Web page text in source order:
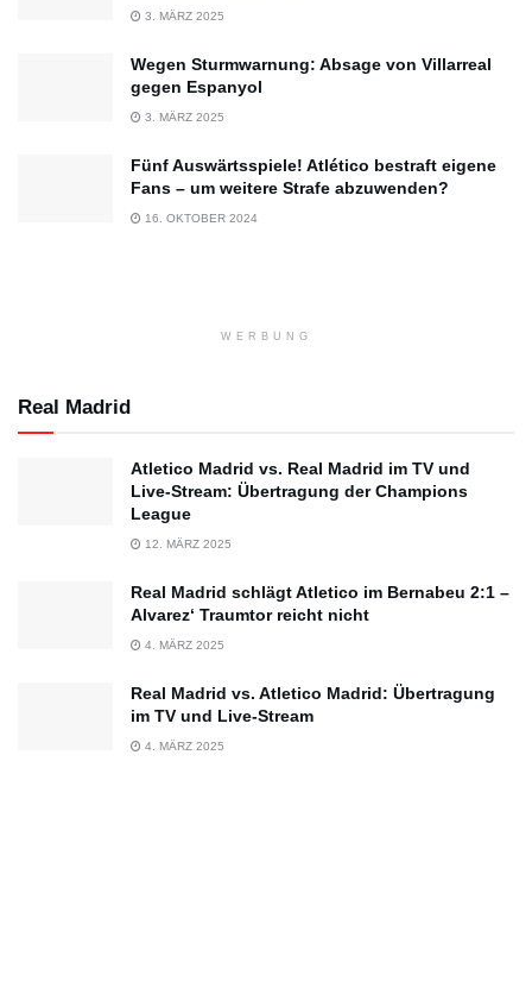
3. MÄRZ 2025
Wegen Sturmwarnung: Absage von Villarreal
gegen Espanyol
3. MÄRZ 2025
Fünf Auswärtsspiele! Atlético bestraft eigene
Fans – um weitere Strafe abzuwenden?
16. OKTOBER 2024
WERBUNG
Real Madrid
Atletico Madrid vs. Real Madrid im TV und
Live-Stream: Übertragung der Champions
League
12. MÄRZ 2025
Real Madrid schlägt Atletico im Bernabeu 2:1 –
Alvarez‘ Traumtor reicht nicht
4. MÄRZ 2025
Real Madrid vs. Atletico Madrid: Übertragung
im TV und Live-Stream
4. MÄRZ 2025